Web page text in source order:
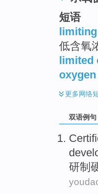
短语
低含氧
limited
更多网络
双语例句
研制